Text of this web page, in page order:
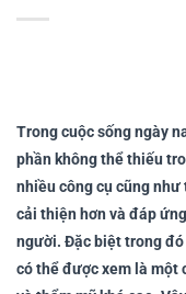
Trong cuộc sống ngày
phần không thể thiếu
nhiều công cụ cũng
cải thiện hơn và đáp
người. Đặc biệt trong
có thể được xem là một